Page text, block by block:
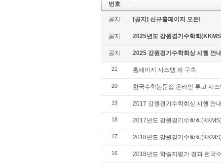
번호
공지 [공지] 신규홈페이지 오픈!
공지 2025년도 강원경기수학회
공지 2025 강원경기수학회상 시행 안
21 홈페이지 시스템 재 구축
20 한국수학논문집 온라인 투고 시
19 2017 강원경기수학회상 시행 안
18 2017년도 강원경기수학회
17 2018년도 강원경기수학회
16 2018년도 학술지평가 결과 한국